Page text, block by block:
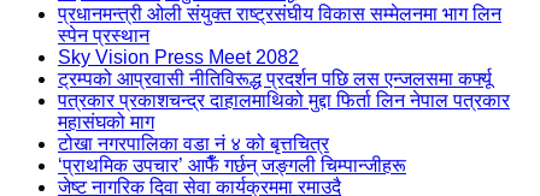
प्रधानमन्त्री ओली संयुक्त राष्ट्रसंघीय विकास सम्मेलनमा भाग लिन
स्पेन प्रस्थान
Sky Vision Press Meet 2082
ट्रम्पको आप्रवासी नीतिविरूद्ध प्रदर्शन पछि लस एन्जलसमा कर्फ्यू
पत्रकार प्रकाशचन्द्र दाहालमाथिको मुद्दा फिर्ता लिन नेपाल पत्रकार
महासंघको माग
टोखा नगरपालिका वडा नं ४ को बृत्तचित्र
‘प्राथमिक उपचार’ आफैँ गर्छन् जङ्गली चिम्पान्जीहरू
जेष्ट नागरिक दिवा सेवा कार्यक्रममा रमाउदै